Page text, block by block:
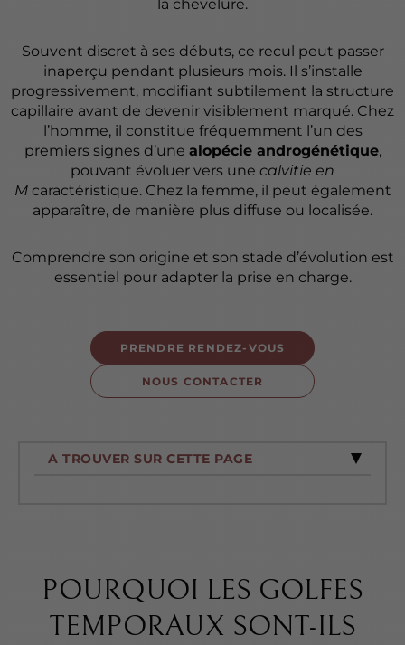
la chevelure.
Souvent discret à ses débuts, ce recul peut passer
inaperçu pendant plusieurs mois. Il s’installe
progressivement, modifiant subtilement la structure
capillaire avant de devenir visiblement marqué. Chez
l’homme, il constitue fréquemment l’un des
premiers signes d’une alopécie androgénétique,
pouvant évoluer vers une calvitie en
Mcaractéristique. Chez la femme, il peut également
apparaître, de manière plus diffuse ou localisée.
Comprendre son origine et son stade d’évolution est
essentiel pour adapter la prise en charge.
PRENDRE RENDEZ-VOUS
NOUS CONTACTER
A TROUVER SUR CETTE PAGE
POURQUOI LES GOLFES
TEMPORAUX SONT-ILS